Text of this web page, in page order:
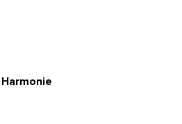
Harmonie